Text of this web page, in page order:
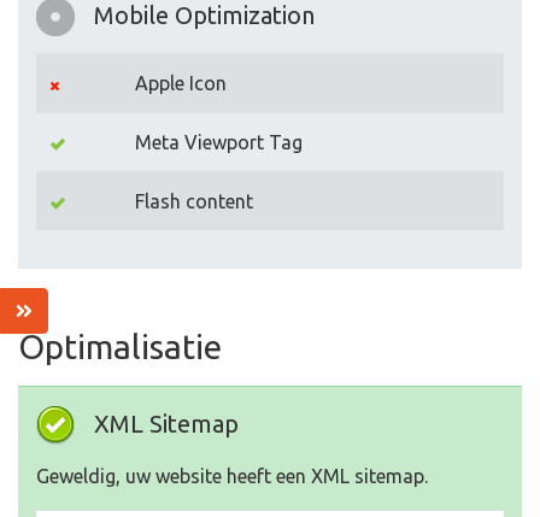
Mobile Optimization
Apple Icon
Meta Viewport Tag
Flash content
Optimalisatie
XML Sitemap
Geweldig, uw website heeft een XML sitemap.